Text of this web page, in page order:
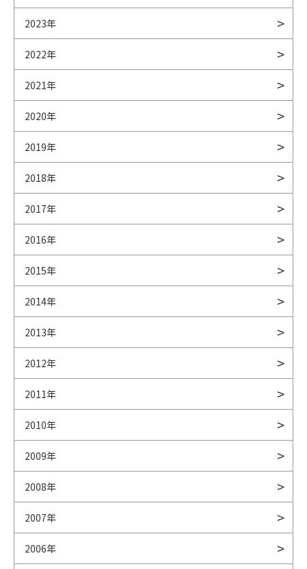
2023年
2022年
2021年
2020年
2019年
2018年
2017年
2016年
2015年
2014年
2013年
2012年
2011年
2010年
2009年
2008年
2007年
2006年